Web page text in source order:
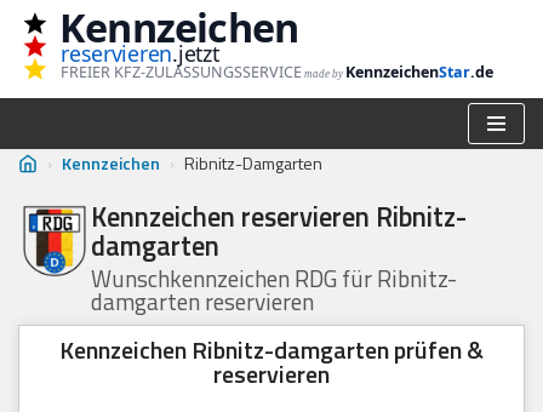
Zum
Inhalt
Kennzeichen
reservieren.jetzt
FREIER KFZ-ZULASSUNGSSERVICE made by KennzeichenStar.de
› Kennzeichen › Ribnitz-Damgarten
Kennzeichen reservieren Ribnitz-
damgarten
Wunschkennzeichen RDG für Ribnitz-
damgarten reservieren
Kennzeichen Ribnitz-damgarten prüfen &
reservieren